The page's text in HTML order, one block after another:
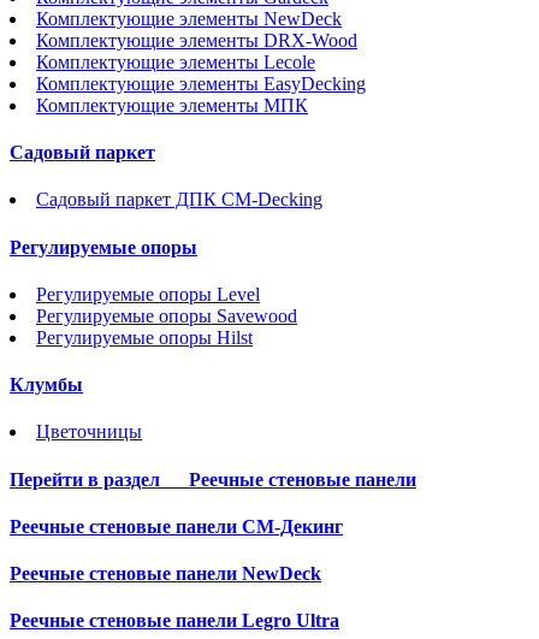
Комплектующие элементы NewDeck
Комплектующие элементы DRX-Wood
Комплектующие элементы Lecole
Комплектующие элементы EasyDecking
Комплектующие элементы МПК
Садовый паркет
Садовый паркет ДПК CM-Decking
Регулируемые опоры
Регулируемые опоры Level
Регулируемые опоры Savewood
Регулируемые опоры Hilst
Клумбы
Цветочницы
Перейти в раздел Реечные стеновые панели
Реечные стеновые панели СМ-Декинг
Реечные стеновые панели NewDeck
Реечные стеновые панели Legro Ultra